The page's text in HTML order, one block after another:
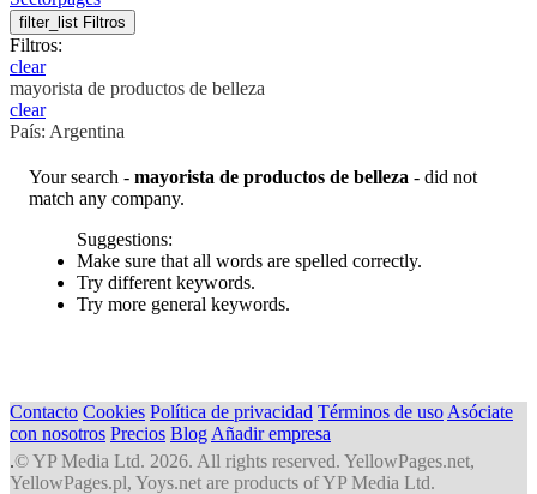
filter_list Filtros
Filtros:
clear
mayorista de productos de belleza
clear
País: Argentina
Your search - mayorista de productos de belleza - did not
match any company.
Suggestions:
Make sure that all words are spelled correctly.
Try different keywords.
Try more general keywords.
Contacto Cookies Política de privacidad Términos de uso Asóciate
con nosotros Precios Blog Añadir empresa
.© YP Media Ltd. 2026. All rights reserved. YellowPages.net,
YellowPages.pl, Yoys.net are products of YP Media Ltd.